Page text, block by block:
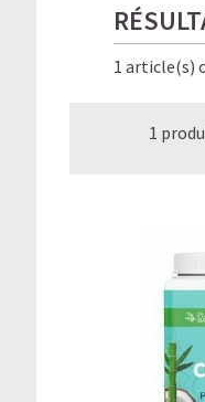
1 article(s)
1